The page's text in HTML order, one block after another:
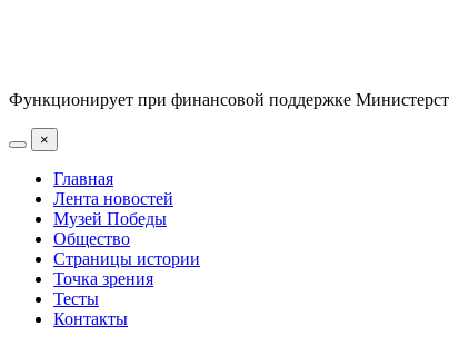
Функционирует при финансовой поддержке
×
Главная
Лента новостей
Музей Победы
Общество
Страницы истории
Точка зрения
Тесты
Контакты